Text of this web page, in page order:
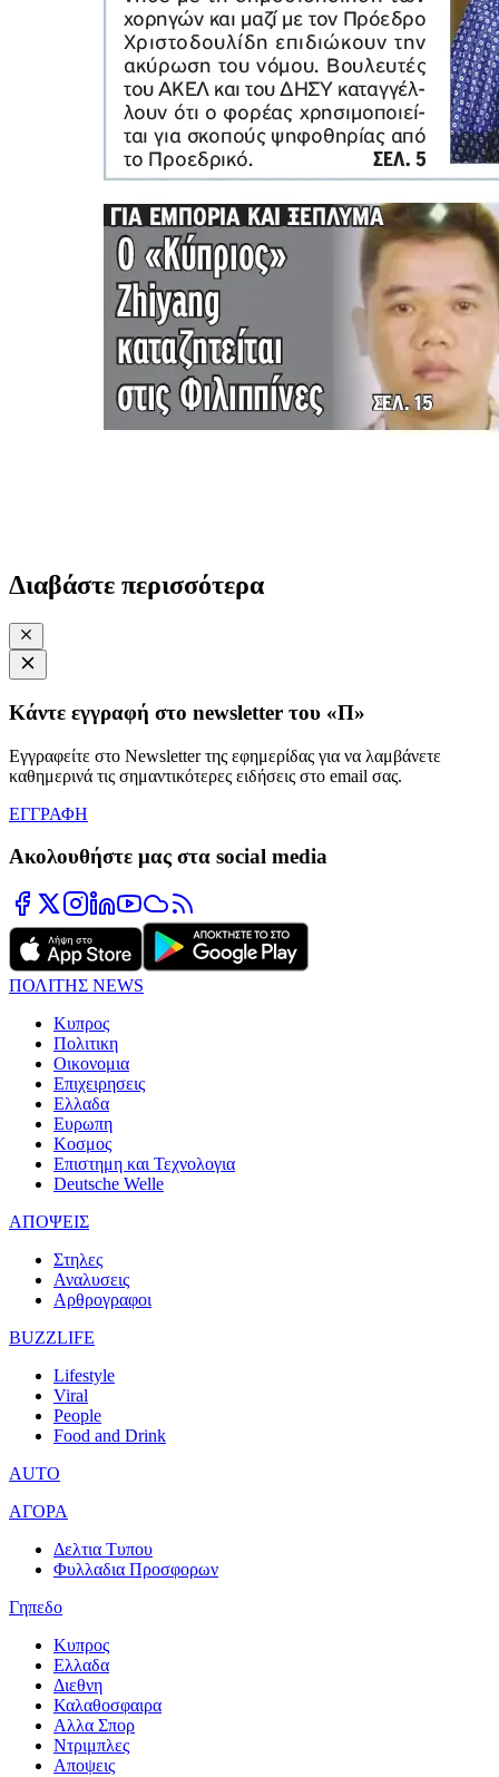
Διαβάστε περισσότερα
Κάντε εγγραφή στο newsletter του «Π»
Εγγραφείτε στο Newsletter της εφημερίδας για να λαμβάνετε
καθημερινά τις σημαντικότερες ειδήσεις στο email σας.
ΕΓΓΡΑΦΗ
Ακολουθήστε μας στα social media
ΠΟΛΙΤΗΣ NEWS
Κυπρος
Πολιτικη
Οικονομια
Επιχειρησεις
Ελλαδα
Ευρωπη
Κοσμος
Επιστημη και Τεχνολογια
Deutsche Welle
ΑΠΟΨΕΙΣ
Στηλες
Αναλυσεις
Αρθρογραφοι
BUZZLIFE
Lifestyle
Viral
People
Food and Drink
AUTO
ΑΓΟΡΑ
Δελτια Τυπου
Φυλλαδια Προσφορων
Γηπεδο
Κυπρος
Ελλαδα
Διεθνη
Καλαθοσφαιρα
Αλλα Σπορ
Ντριμπλες
Αποψεις